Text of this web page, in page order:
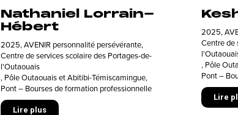
Nathaniel Lorrain-
Hébert
2025,AVENIR personnalité persévérante,
Centre de services scolaire des Portages-de-
l'Outaouais
, Pôle Outaouais et Abitibi-Témiscamingue,
Pont – Bourses de formation professionnelle
Lire plus
2025,
Centre de
, Pôle
Pont –
Lire